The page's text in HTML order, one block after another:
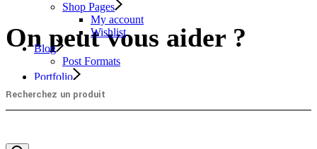
On peut vous aider ?
Shop Pages
My account
Wishlist
Blog
Post Formats
Portfolio
Layouts
Single Types